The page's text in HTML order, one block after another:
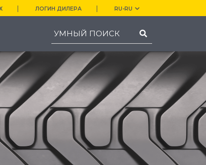
ЛОГИН ДИЛЕРА RU-RU